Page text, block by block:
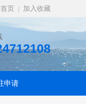
页 加入收藏
申请